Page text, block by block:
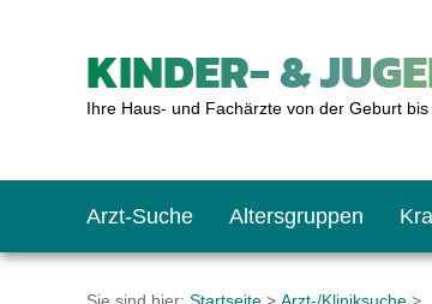
KINDER- &
Ihre Haus- und Fachärzte von der Geburt
Arzt-Suche Altersgruppen
Das
BMI-